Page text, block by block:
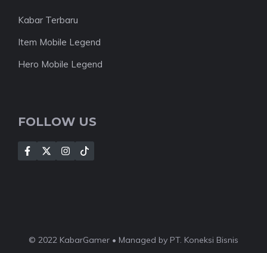
Kabar Terbaru
Item Mobile Legend
Hero Mobile Legend
FOLLOW US
© 2022 KabarGamer • Managed by PT. Koneksi Bisnis